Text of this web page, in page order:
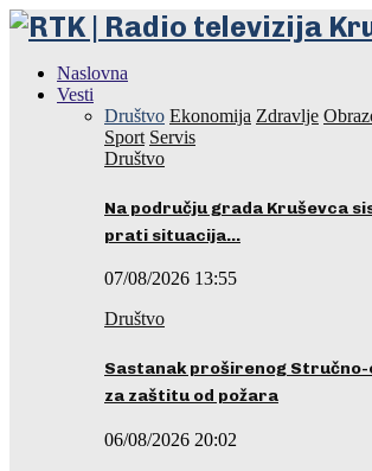
Naslovna
Vesti
Društvo Ekonomija Zdravlje
Sport Servis
Društvo
Na području grada Kruševca
prati situacija…
07/08/2026 13:55
Društvo
Sastanak proširenog
za zaštitu od požara
06/08/2026 20:02